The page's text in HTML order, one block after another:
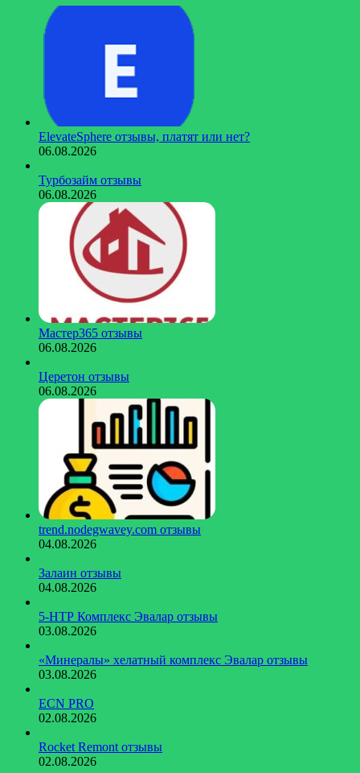
ElevateSphere отзывы, платят или нет?
06.08.2026
Турбозайм отзывы
06.08.2026
Мастер365 отзывы
06.08.2026
Церетон отзывы
06.08.2026
trend.nodegwavey.com отзывы
04.08.2026
Залаин отзывы
04.08.2026
5-НТР Комплекс Эвалар отзывы
03.08.2026
«Минералы» хелатный комплекс Эвалар отзывы
03.08.2026
ECN PRO
02.08.2026
Rocket Remont отзывы
02.08.2026